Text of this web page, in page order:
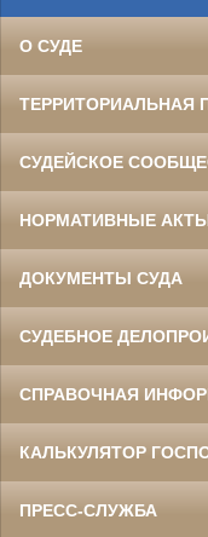
О СУДЕ
ТЕРРИТОРИАЛЬНАЯ
СУДЕЙСКОЕ
НОРМАТИВНЫЕ
ДОКУМЕНТЫ СУДА
СУДЕБНОЕ
СПРАВОЧНАЯ
КАЛЬКУЛЯТОР
ПРЕСС-СЛУЖБА